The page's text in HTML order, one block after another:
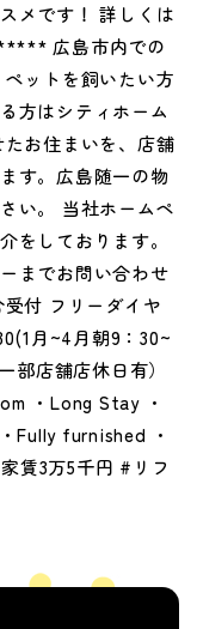
メです！ 詳しくは
広島市内での
ットを飼いたい方
方はシティホーム
お住まいを、店舗
す。広島随一の物
い。 当社ホームペ
をしております。
までお問い合わせ
付 フリーダイヤ
月~4月朝9：30~
部店舗店休日有）
・Long Stay ・
Fully furnished ・
賃3万5千円 #リフ